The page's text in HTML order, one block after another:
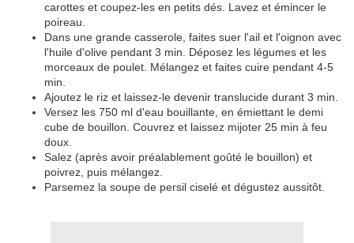
carottes et coupez-les en petits dés. Lavez et émincer le
poireau.
Dans une grande casserole, faites suer l'ail et l'oignon avec
l'huile d'olive pendant 3 min. Déposez les légumes et les
morceaux de poulet. Mélangez et faites cuire pendant 4-5
min.
Ajoutez le riz et laissez-le devenir translucide durant 3 min.
Versez les 750 ml d'eau bouillante, en émiettant le demi
cube de bouillon. Couvrez et laissez mijoter 25 min à feu
doux.
Salez (après avoir préalablement goûté le bouillon) et
poivrez, puis mélangez.
Parsemez la soupe de persil ciselé et dégustez aussitôt.